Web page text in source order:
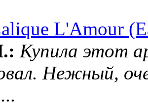
L'Amour
Купила этот
Нежный,